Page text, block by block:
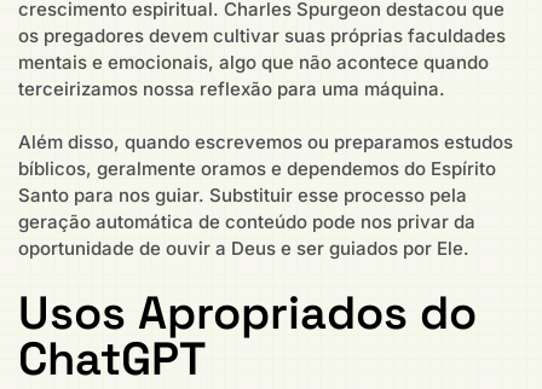
crescimento espiritual. Charles Spurgeon destacou que
os pregadores devem cultivar suas próprias faculdades
mentais e emocionais, algo que não acontece quando
terceirizamos nossa reflexão para uma máquina.
Além disso, quando escrevemos ou preparamos estudos
bíblicos, geralmente oramos e dependemos do Espírito
Santo para nos guiar. Substituir esse processo pela
geração automática de conteúdo pode nos privar da
oportunidade de ouvir a Deus e ser guiados por Ele.
Usos Apropriados do
ChatGPT